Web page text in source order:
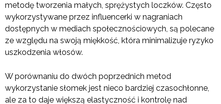
metodę tworzenia małych, sprężystych loczków. Często
wykorzystywane przez influencerki w nagraniach
dostępnych w mediach społecznościowych, są polecane
ze względu na swoją miękkość, która minimalizuje ryzyko
uszkodzenia włosów.
W porównaniu do dwóch poprzednich metod
wykorzystanie słomek jest nieco bardziej czasochłonne,
ale za to daje większą elastyczność i kontrolę nad